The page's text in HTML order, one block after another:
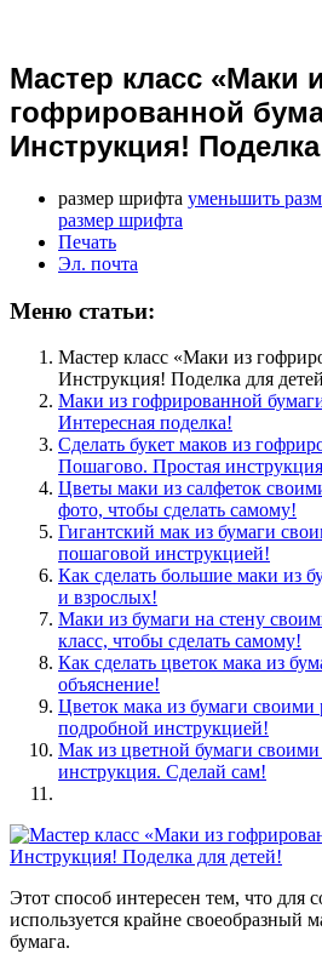
Мастер класс «Маки
гофрированной
Инструкция!
размер шрифта уменьшить
размер шрифта
Печать
Эл. почта
Меню статьи:
Мастер класс «Маки из
Инструкция! Поделка для
Маки из гофрированной
Интересная поделка!
Сделать букет маков из
Пошагово. Простая
Цветы маки из салфеток
фото, чтобы сделать самому!
Гигантский мак из бумаги
пошаговой инструкцией!
Как сделать большие маки из
и взрослых!
Маки из бумаги на стену
класс, чтобы сделать самому!
Как сделать цветок мака из
объяснение!
Цветок мака из бумаги
подробной инструкцией!
Мак из цветной бумаги
инструкция. Сделай сам!
Этот способ интересен тем, что для
используется крайне своеобразный
бумага.